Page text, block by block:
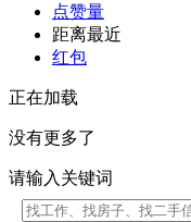
点赞量
距离最近
红包
正在加载
没有更多了
请输入关键词